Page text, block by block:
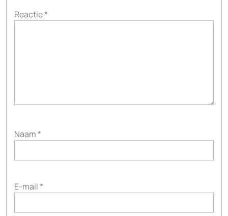
Reactie*
Naam*
E-mail*